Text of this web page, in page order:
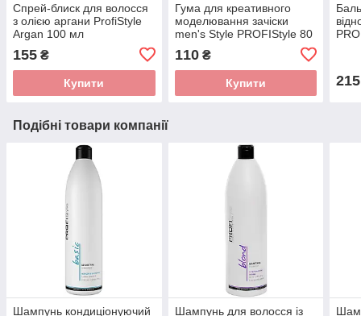
Спрей-блиск для волосся
з олією аргани ProfiStyle
Argan 100 мл
155 ₴
Купити
Гума для креативного
моделювання зачіски
men's Style PROFIStyle 80
110₴
Купити 215
Подібні товари компанії
Шампунь кондиціонуючий
Шампунь для волосся із